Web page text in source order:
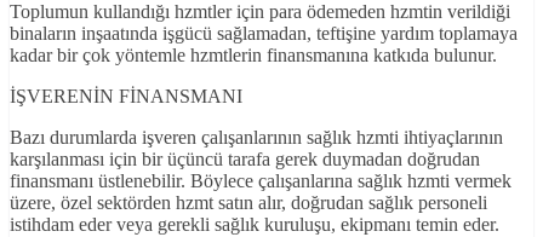
Toplumun kullandığı hzmtler için para ödemeden hzmtin verildiği
binaların inşaatında işgücü sağlamadan, teftişine yardım toplamaya
kadar bir çok yöntemle hzmtlerin finansmanına katkıda bulunur.
İŞVERENİN FİNANSMANI
Bazı durumlarda işveren çalışanlarının sağlık hzmti ihtiyaçlarının
karşılanması için bir üçüncü tarafa gerek duymadan doğrudan
finansmanı üstlenebilir. Böylece çalışanlarına sağlık hzmti vermek
üzere, özel sektörden hzmt satın alır, doğrudan sağlık personeli
istihdam eder veya gerekli sağlık kuruluşu, ekipmanı temin eder.